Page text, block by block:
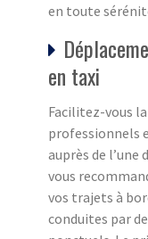
en toute
en taxi
Facilitez-vous
professionnels
auprès de l’une
vous
vos trajets à
conduites par